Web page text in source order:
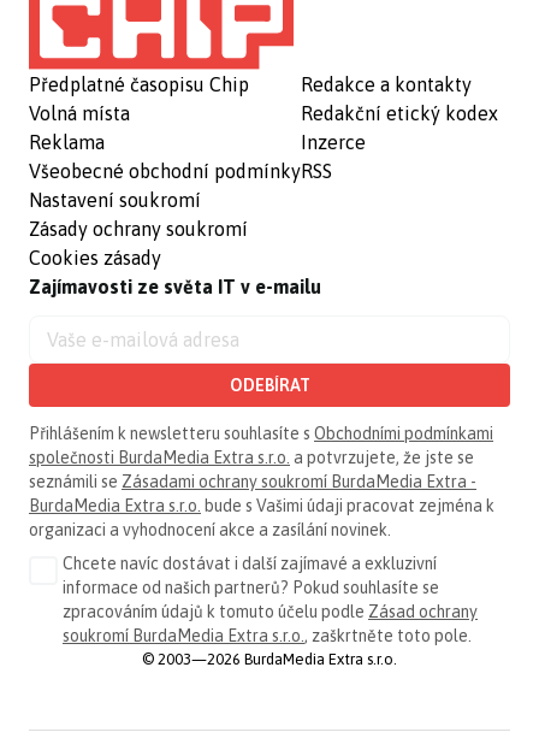
Předplatné časopisu Chip
Volná místa
Reklama
Všeobecné obchodní podmínky
Nastavení soukromí
Zásady ochrany soukromí
Cookies zásady
Redakce a kontakty
Redakční etický kodex
Inzerce
RSS
Zajímavosti ze světa IT v e-mailu
ODEBÍRAT
Přihlášením k newsletteru souhlasíte s Obchodními podmínkami
společnosti BurdaMedia Extra s.r.o. a potvrzujete, že jste se
seznámili se Zásadami ochrany soukromí BurdaMedia Extra -
BurdaMedia Extra s.r.o. bude s Vašimi údaji pracovat zejména k
organizaci a vyhodnocení akce a zasílání novinek.
Chcete navíc dostávat i další zajímavé a exkluzivní
informace od našich partnerů? Pokud souhlasíte se
zpracováním údajů k tomuto účelu podle Zásad ochrany
soukromí BurdaMedia Extra s.r.o., zaškrtněte toto pole.
© 2003—2026 BurdaMedia Extra s.r.o.